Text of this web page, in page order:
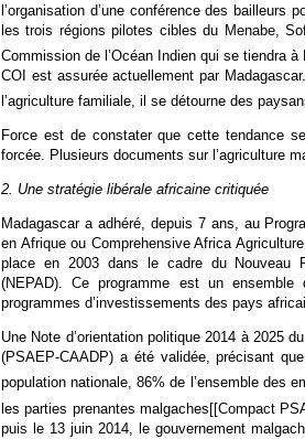
l’organisation d’une conférence des bailleurs
les trois régions pilotes cibles du Menabe,
Commission de l’Océan Indien qui se tiendra
COI est assurée actuellement par
l’agriculture familiale, il se détourne des
Force est de constater que cette tendance
forcée. Plusieurs documents sur l’agriculture
2. Une stratégie libérale africaine critiquée
Madagascar a adhéré, depuis 7 ans, au
en Afrique ou Comprehensive Africa
place en 2003 dans le cadre du Nouveau
(NEPAD). Ce programme est un
programmes d’investissements des pays
Une Note d’orientation politique 2014 à 2025
(PSAEP-CAADP) a été validée, précisant
population nationale, 86% de l’ensemble des
les parties prenantes malgaches[[Compact
puis le 13 juin 2014, le gouvernement